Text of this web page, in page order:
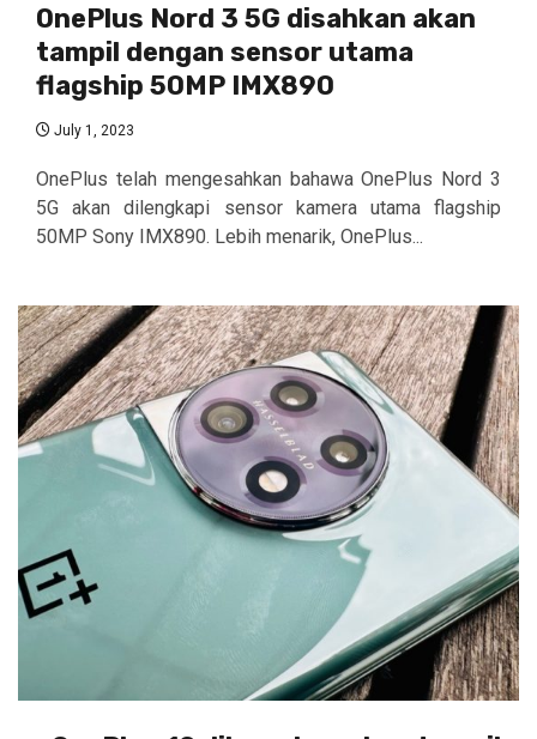
OnePlus Nord 3 5G disahkan akan
tampil dengan sensor utama
flagship 50MP IMX890
July 1, 2023
OnePlus telah mengesahkan bahawa OnePlus Nord 3
5G akan dilengkapi sensor kamera utama flagship
50MP Sony IMX890. Lebih menarik, OnePlus...